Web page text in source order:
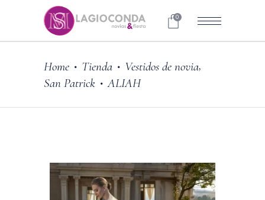
0
Home • Tienda • Vestidos de novia,
San Patrick • ALIAH